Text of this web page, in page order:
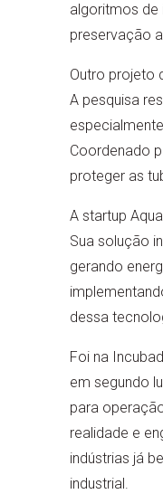
algoritmos de
preservação
Outro projeto
A pesquisa
Coordenado
proteger as
A startup
Sua solução
gerando
dessa
Foi na
em segundo
para
realidade e
indústrias já
industrial.